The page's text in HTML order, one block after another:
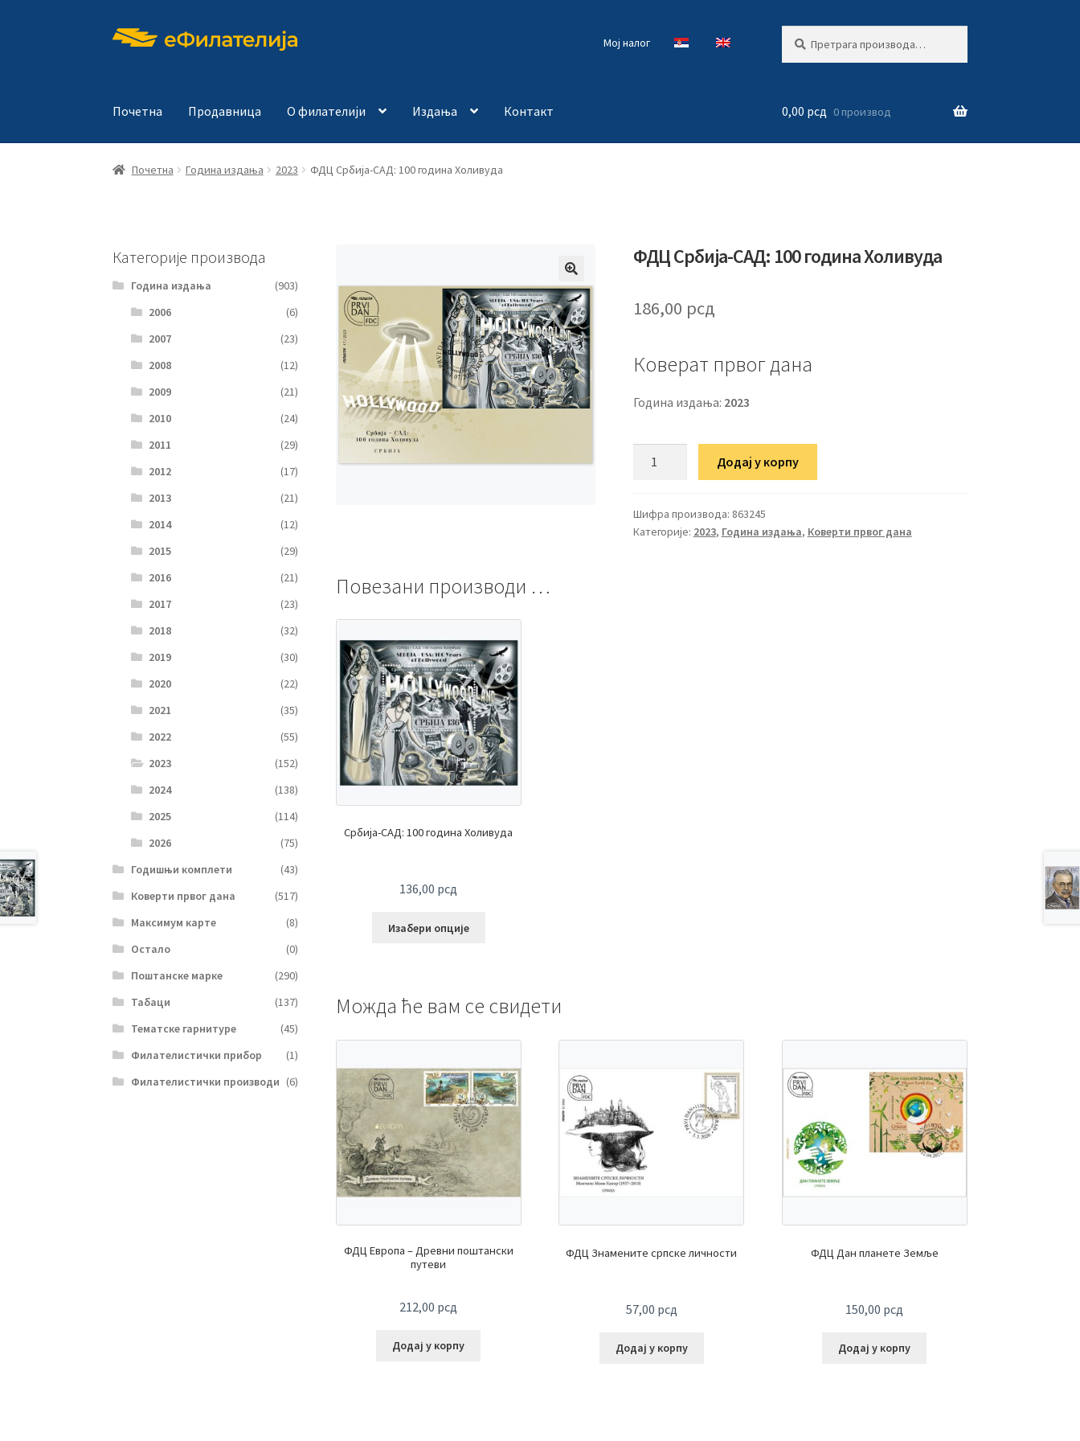
Прескочи
Скочи
Мој налог
Почетна Продавница О филателији Издања Контакт 0,00 рсд 0 производ
Почетна Година издања 2023 ФДЦ Србија-САД: 100 година Холивуда
🔍
ФДЦ Србија-САД: 100 година Холивуда
186,00 рсд
Коверат првог дана
Година издања: 2023
100
година
Додај у корпу
Шифра производа: 863245
Категорије: 2023, Година издања, Коверти првог дана
Повезани производи …
Србија-САД: 100 година Холивуда
136,00 рсд
Изабери опције
Можда ће вам се свидети
ФДЦ Европа – Древни поштански
путеви
212,00 рсд
Додај у корпу
ФДЦ Знамените српске личности
57,00 рсд
Додај у корпу
ФДЦ Дан планете Земље
150,00 рсд
Додај у корпу
Категорије производа
Година издања
(903)
2006
(6)
2007
(23)
2008
(12)
2009
(21)
2010
(24)
2011
(29)
2012
(17)
2013
(21)
2014
(12)
2015
(29)
2016
(21)
2017
(23)
2018
(32)
2019
(30)
2020
(22)
2021
(35)
2022
(55)
2023
(152)
2024
(138)
2025
(114)
2026
(75)
Годишњи комплети
(43)
Коверти првог дана
(517)
Максимум карте
(8)
Остало
(0)
Поштанске марке
(290)
Табаци
(137)
Тематске гарнитуре
(45)
Филателистички прибор
(1)
Филателистички производи (6)